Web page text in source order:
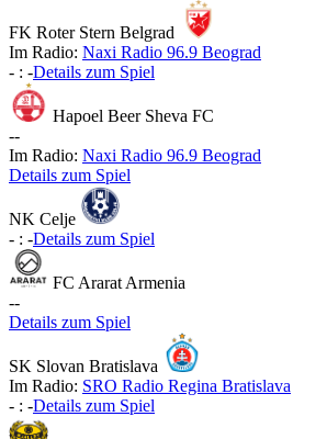
FK Roter Stern Belgrad
Im Radio: Naxi Radio 96.9 Beograd
- : -Details zum Spiel
Hapoel Beer Sheva FC
--
Im Radio: Naxi Radio 96.9 Beograd
Details zum Spiel
NK Celje
- : -Details zum Spiel
FC Ararat Armenia
--
Details zum Spiel
SK Slovan Bratislava
Im Radio: SRO Radio Regina Bratislava
- : -Details zum Spiel